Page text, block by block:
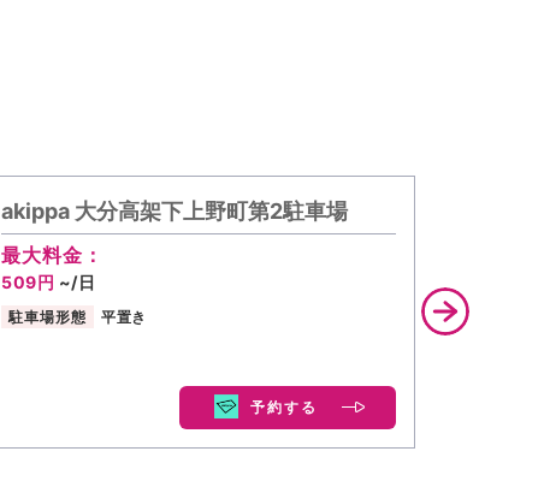
akippa 大分高架下上野町第2駐車場
最大料金：
509円 ~/日
駐車場形態 平置き
予約する